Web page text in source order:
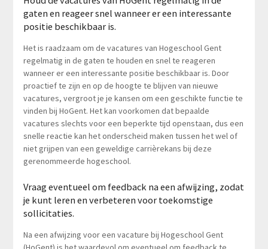
gaten en reageer snel wanneer er een interessante
positie beschikbaar is.
Het is raadzaam om de vacatures van Hogeschool Gent
regelmatig in de gaten te houden en snel te reageren
wanneer er een interessante positie beschikbaar is. Door
proactief te zijn en op de hoogte te blijven van nieuwe
vacatures, vergroot je je kansen om een geschikte functie te
vinden bij HoGent. Het kan voorkomen dat bepaalde
vacatures slechts voor een beperkte tijd openstaan, dus een
snelle reactie kan het onderscheid maken tussen het wel of
niet grijpen van een geweldige carrièrekans bij deze
gerenommeerde hogeschool.
Vraag eventueel om feedback na een afwijzing, zodat
je kunt leren en verbeteren voor toekomstige
sollicitaties.
Na een afwijzing voor een vacature bij Hogeschool Gent